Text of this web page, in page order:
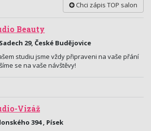
Chci zápis TOP salon
Beauty
29, České Budějovice
studiu jsme vždy připraveni na vaše přání
se na vaše návštěvy!
Vizáž
394 , Písek